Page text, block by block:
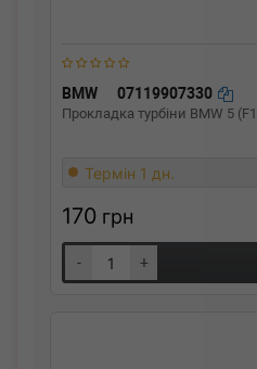
BMW 07119907330
Прокладка турбіни BMW 5
Термін 1 дн.
170 грн
- +